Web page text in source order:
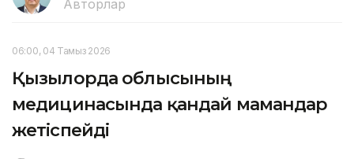
Авторлар
06:00, 04 Тамыз 2026
Қызылорда облысының
медицинасында қандай мамандар
жетіспейді